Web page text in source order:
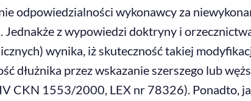
odpowiedzialności wykonawcy za
z wypowiedzi doktryny i
wynika, iż skuteczność takiej
dłużnika przez wskazanie szerszego lub
CKN 1553/2000, LEX nr 78326). Ponadto,